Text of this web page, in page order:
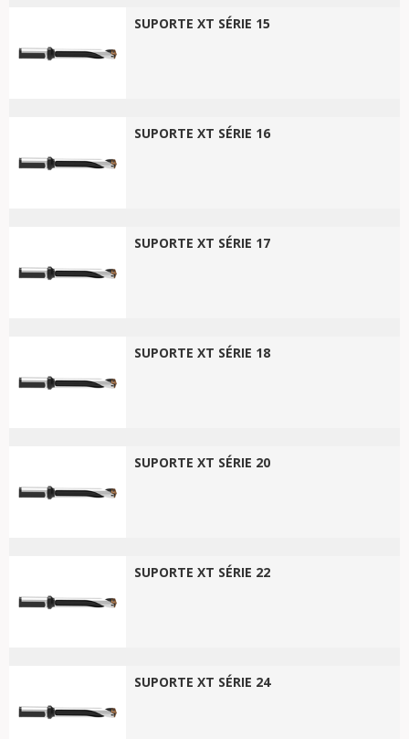
SUPORTE XT SÉRIE 15
SUPORTE XT SÉRIE 16
SUPORTE XT SÉRIE 17
SUPORTE XT SÉRIE 18
SUPORTE XT SÉRIE 20
SUPORTE XT SÉRIE 22
SUPORTE XT SÉRIE 24